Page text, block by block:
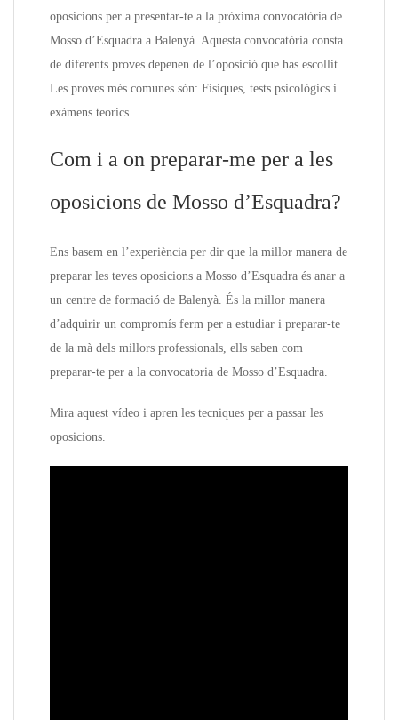
oposicions per a presentar-te a la pròxima convocatòria de
Mosso d’Esquadra a Balenyà. Aquesta convocatòria consta
de diferents proves depenen de l’oposició que has escollit.
Les proves més comunes són: Físiques, tests psicològics i
exàmens teorics
Com i a on preparar-me per a les
oposicions de Mosso d’Esquadra?
Ens basem en l’experiència per dir que la millor manera de
preparar les teves oposicions a Mosso d’Esquadra és anar a
un centre de formació de Balenyà. És la millor manera
d’adquirir un compromís ferm per a estudiar i preparar-te
de la mà dels millors professionals, ells saben com
preparar-te per a la convocatoria de Mosso d’Esquadra.
Mira aquest vídeo i apren les tecniques per a passar les
oposicions.